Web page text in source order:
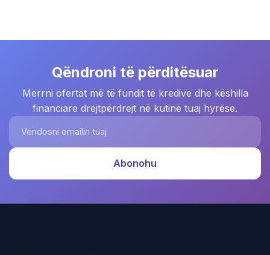
Qëndroni të përditësuar
Merrni ofertat më të fundit të kredive dhe këshilla
financiare drejtpërdrejt në kutinë tuaj hyrëse.
Vendosni emailin tuaj
Abonohu